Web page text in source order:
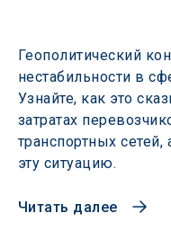
Геополитический
нестабильности в
Узнайте, как это
затратах
транспортных сетей,
эту ситуацию.
Читать далее